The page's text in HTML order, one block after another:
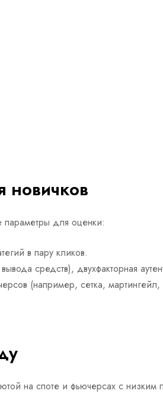
новичков
для оценки:
в пару кликов.
средств), двухфакторная
(например, сетка,
на споте и фьючерсах с низким